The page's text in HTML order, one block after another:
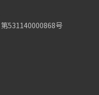
531140000868号